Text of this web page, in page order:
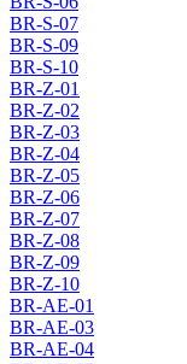
BR-S-07
BR-S-09
BR-S-10
BR-Z-01
BR-Z-02
BR-Z-03
BR-Z-04
BR-Z-05
BR-Z-06
BR-Z-07
BR-Z-08
BR-Z-09
BR-Z-10
BR-AE-01
BR-AE-03
BR-AE-04